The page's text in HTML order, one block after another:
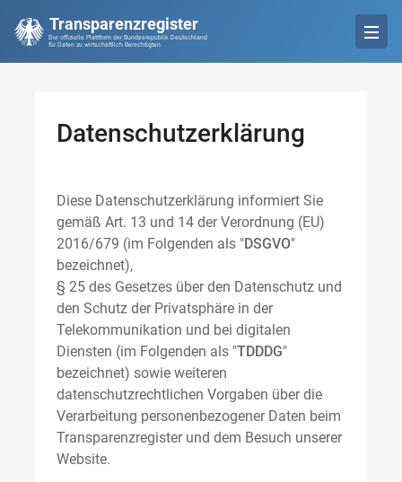
Transparenzregister
Die offizielle Plattform der Bundesrepublik Deutschland
für Daten zu wirtschaftlich Berechtigten
Datenschutzerklärung
Diese Datenschutzerklärung informiert Sie
gemäß Art. 13 und 14 der Verordnung (EU)
2016/679 (im Folgenden als "DSGVO"
bezeichnet),
§ 25 des Gesetzes über den Datenschutz und
den Schutz der Privatsphäre in der
Telekommunikation und bei digitalen
Diensten (im Folgenden als "TDDDG"
bezeichnet) sowie weiteren
datenschutzrechtlichen Vorgaben über die
Verarbeitung personenbezogener Daten beim
Transparenzregister und dem Besuch unserer
Website.